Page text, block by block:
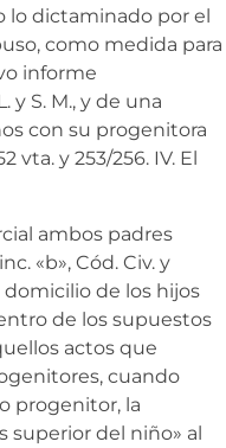
lo dictaminado por el
como medida para
informe
S. M., y de una
con su progenitora
vta. y 253/256. IV. El
ambos padres
«b», Cód. Civ. y
de los hijos
de los supuestos
actos que
cuando
progenitor, la
superior del niño» al